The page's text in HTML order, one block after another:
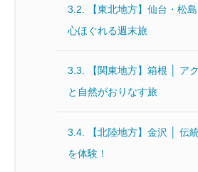
3.2.
【東北地方】仙台・松
心ほぐれる週末旅
3.3.
【関東地方】箱根 │ ア
と自然がおりなす旅
3.4.
【北陸地方】金沢 │ 伝
を体験！